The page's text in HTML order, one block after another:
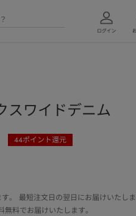
スワイドデニム
44ポイント還元
。 最短注文日の翌日にお届けいたしま
無料でお届けいたします。